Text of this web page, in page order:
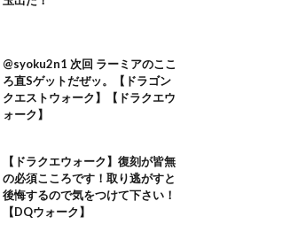
@syoku2n1 次回 ラーミアのここ
ろ直Sゲットだぜッ。【ドラゴン
クエストウォーク】【ドラクエウ
ォーク】
【ドラクエウォーク】復刻が皆無
の必須こころです！取り逃がすと
後悔するので気をつけて下さい！
【DQウォーク】